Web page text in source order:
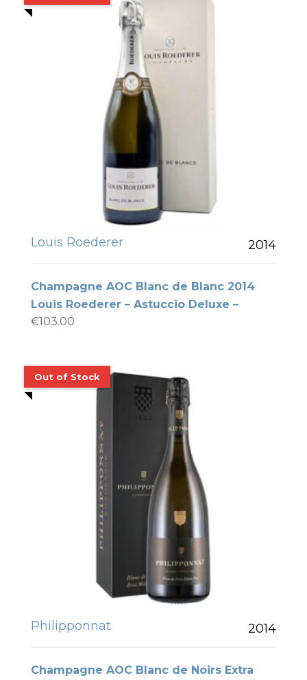
Louis Roederer 2014
Champagne AOC Blanc de Blanc 2014
Louis Roederer – Astuccio Deluxe –
€103.00
Philipponnat 2014
Champagne AOC Blanc de Noirs Extra